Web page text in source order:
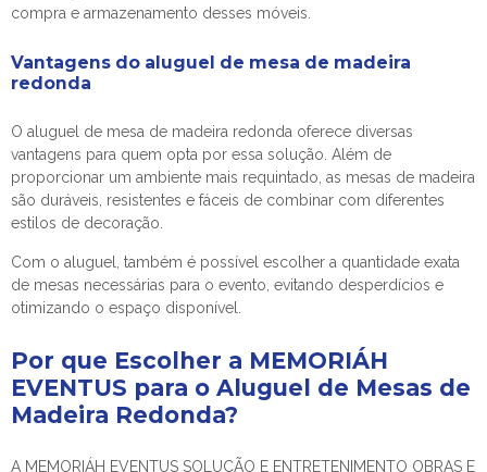
compra e armazenamento desses móveis.
Vantagens do aluguel de mesa de madeira
redonda
O aluguel de mesa de madeira redonda oferece diversas
vantagens para quem opta por essa solução. Além de
proporcionar um ambiente mais requintado, as mesas de madeira
são duráveis, resistentes e fáceis de combinar com diferentes
estilos de decoração.
Com o aluguel, também é possível escolher a quantidade exata
de mesas necessárias para o evento, evitando desperdícios e
otimizando o espaço disponível.
Por que Escolher a MEMORIÁH
EVENTUS para o Aluguel de Mesas de
Madeira Redonda?
A MEMORIÁH EVENTUS SOLUÇÃO E ENTRETENIMENTO OBRAS E